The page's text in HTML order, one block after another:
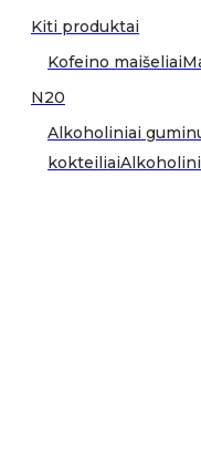
Kiti produktai
Kofeino maišeliai
N20
Alkoholiniai
kokteiliai